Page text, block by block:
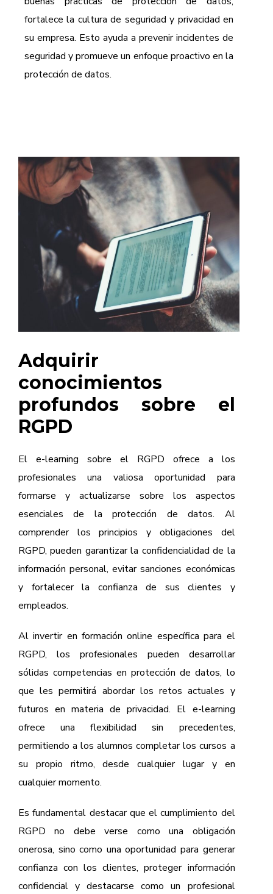
fortalece la cultura de seguridad y privacidad en
su empresa. Esto ayuda a prevenir incidentes de
seguridad y promueve un enfoque proactivo en la
protección de datos.
Adquirir
conocimientos
profundos sobre el
RGPD
El e-learning sobre el RGPD ofrece a los
profesionales una valiosa oportunidad para
formarse y actualizarse sobre los aspectos
esenciales de la protección de datos. Al
comprender los principios y obligaciones del
RGPD, pueden garantizar la confidencialidad de la
información personal, evitar sanciones económicas
y fortalecer la confianza de sus clientes y
empleados.
Al invertir en formación online específica para el
RGPD, los profesionales pueden desarrollar
sólidas competencias en protección de datos, lo
que les permitirá abordar los retos actuales y
futuros en materia de privacidad. El e-learning
ofrece una flexibilidad sin precedentes,
permitiendo a los alumnos completar los cursos a
su propio ritmo, desde cualquier lugar y en
cualquier momento.
Es fundamental destacar que el cumplimiento del
RGPD no debe verse como una obligación
onerosa, sino como una oportunidad para generar
confianza con los clientes, proteger información
confidencial y destacarse como un profesional